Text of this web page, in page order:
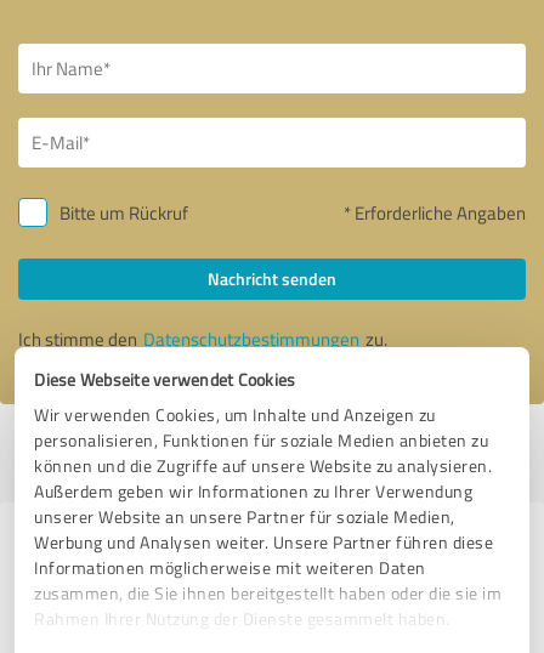
Diese Webseite verwendet Cookies
Wir verwenden Cookies, um Inhalte und Anzeigen zu
personalisieren, Funktionen für soziale Medien anbieten zu
können und die Zugriffe auf unsere Website zu analysieren.
Außerdem geben wir Informationen zu Ihrer Verwendung
unserer Website an unsere Partner für soziale Medien,
Werbung und Analysen weiter. Unsere Partner führen diese
Informationen möglicherweise mit weiteren Daten
zusammen, die Sie ihnen bereitgestellt haben oder die sie im
Rahmen Ihrer Nutzung der Dienste gesammelt haben.
Bitte um Rückruf * Erforderliche Angaben
Nachricht senden
Ich stimme den Datenschutzbestimmungen zu.
Profil aktiv seit 21.04.2022 |Letzte Aktualisierung: 26.06.2024|Profil
melden
Erfahrungen zu weiteren
Anbietern aus dem Bereich
Weiterbildung